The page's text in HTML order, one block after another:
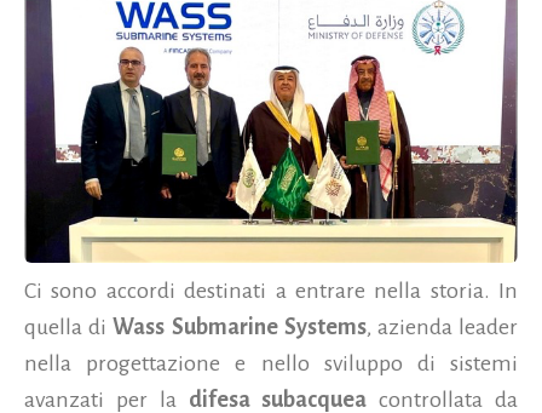
Ci sono accordi destinati a entrare nella storia. In
quella diWass Submarine Systems, azienda leader
nella progettazione e nello sviluppo di sistemi
avanzati per la difesa subacquea controllata da